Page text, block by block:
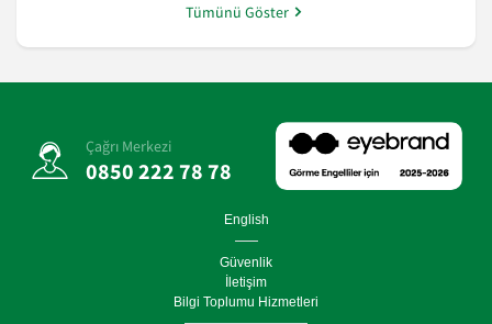
Tümünü Göster
Çağrı Merkezi
0850 222 78 78
English
Güvenlik
İletişim
Bilgi Toplumu Hizmetleri